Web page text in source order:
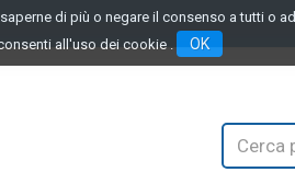
di più o negare il consenso a tutti o
all'uso dei cookie .
OK
Cerca
Prodotto